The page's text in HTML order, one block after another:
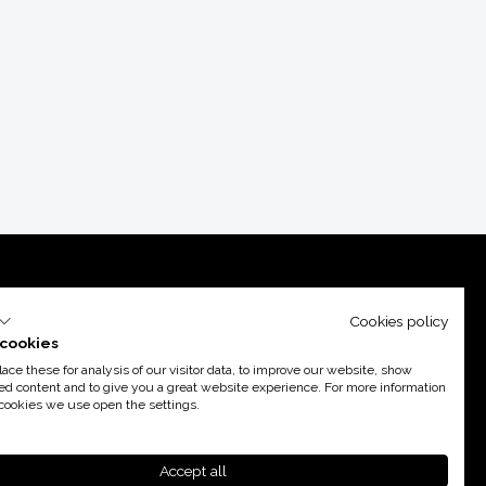
Cookies policy
these for analysis of our visitor data, to improve our website, show
content and to give you a great website experience. For more information
we use open the settings.
Accept all